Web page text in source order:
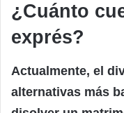
¿Cuánto
exprés?
Actualmente, el
alternativas más